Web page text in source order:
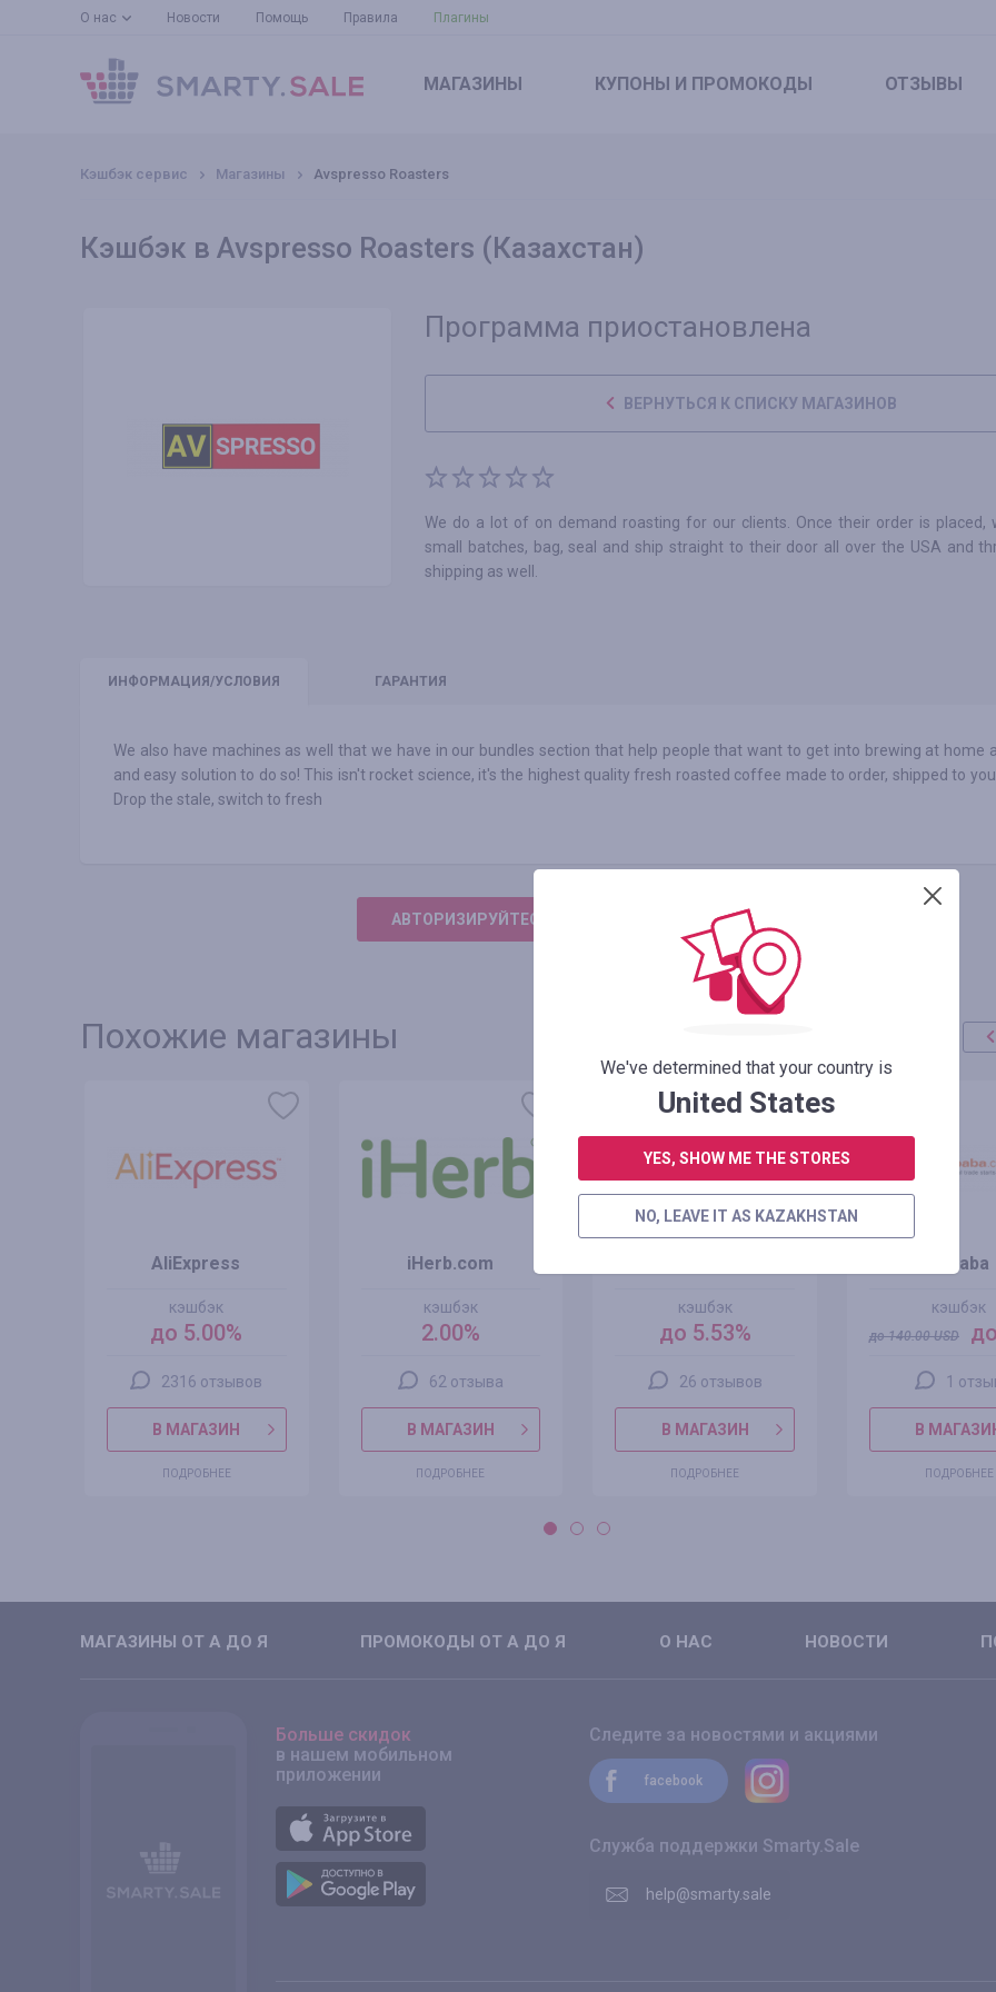
О нас Новости Помощь Правила Плагины
МАГАЗИНЫ КУПОНЫ И ПРОМОКОДЫ ОТЗЫВЫ
Кэшбэк сервис Магазины Avspresso Roasters
Кэшбэк в Avspresso Roasters (Казахстан)
Программа приостановлена
ВЕРНУТЬСЯ К СПИСКУ МАГАЗИНОВ
We do a lot of on demand roasting for our clients. Once their order is placed,
small batches, bag, seal and ship straight to their door all over the USA and
shipping as well.
ИНФО РМАЦИЯ/УСЛОВИЯ ГАРАНТИЯ
We also have machines as well that we have in our bundles section that help people that want to get into brewing at home
and easy solution to do so! This isn't rocket science, it's the highest quality fresh roasted coffee made to order, shipped to
Drop the stale, switch to fresh
АВТОРИЗИРУЙТЕСЬ, ЧТОБЫ ОСТАВИТЬ ОТЗЫВ
Похожие магазины
AliExpress
кэшбэк
до 5.00%
2316 отзывов
В МАГАЗИН
ПОДРОБНЕЕ
iHerb.com
кэшбэк
2.00%
62 отзыва
В МАГАЗИН
ПОДРОБНЕЕ
кэшбэк
до 5.53%
26 отзывов
В МАГАЗИН
ПОДРОБНЕЕ
Alibaba
кэшбэк
до140.00USD
1
В
ПОДРОБНЕЕ
МАГАЗИНЫ ОТ А ДО Я ПРОМОКОДЫ ОТ А ДО Я О НАС НОВОСТИ
Больше скидок
в нашем мобильном
приложении
Следите за новостями и акциями
facebook
Служба поддержки Smarty.Sale
help@smarty.sale
We've determined that your country is
United States
YES, SHOW ME THE STORES
NO, LEAVE IT AS KAZAKHSTAN